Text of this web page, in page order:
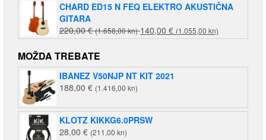
CHARD ED15 N FEQ ELEKTRO AKUSTIČNA
GITARA
220,00€ (1.658,00 kn)Izvorna
cijena
je:
220,00 €
140,00 € (1.055,00 kn)
cijena
140,00 €
MOŽDA TREBATE
IBANEZ V50NJP NT KIT 2021
188,00 € (1.416,00 kn)
KLOTZ KIKKG6.0PRSW
28,00 € (211,00 kn)